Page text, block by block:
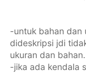
-untuk bahan dan
dideskripsi jdi
ukuran dan bahan.
-jika ada kendala